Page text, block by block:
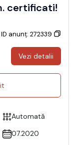
certificati!
ID anunț: 272339
Vezi detalii
Automată
07.2020